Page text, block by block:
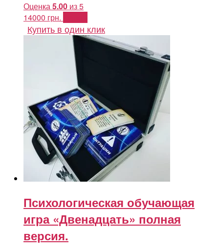
Оценка5.00 из 5
14000 грн.
Купить в один клик
Психологическая обучающая
игра «Двенадцать» полная
версия.